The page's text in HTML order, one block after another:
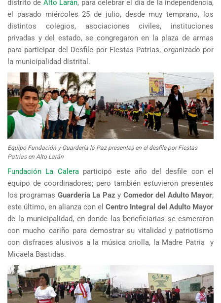
distrito de Alto Larán, para celebrar el día de la independencia,
el pasado miércoles 25 de julio, desde muy temprano, los
distintos colegios, asociaciones civiles, instituciones
privadas y del estado, se congregaron en la plaza de armas
para participar del Desfile por Fiestas Patrias, organizado por
la municipalidad distrital.
Equipo Fundación y Guardería la Paz presentes en el desfile por Fiestas
Patrias en Alto Larán
Fundación La Calera participó este año del desfile con el
equipo de coordinadores; pero también estuvieron presentes
los programas Guardería La Paz y Comedor del Adulto Mayor;
este último, en alianza con el Centro Integral del Adulto Mayor
de la municipalidad, en donde las beneficiarias se esmeraron
con mucho cariño para demostrar su vitalidad y patriotismo
con disfraces alusivos a la música criolla, la Madre Patria y
Micaela Bastidas.